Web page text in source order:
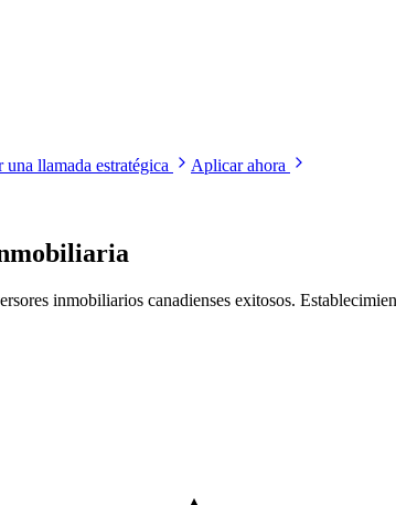
una llamada estratégica Aplicar ahora
inmobiliarios canadienses exitosos.